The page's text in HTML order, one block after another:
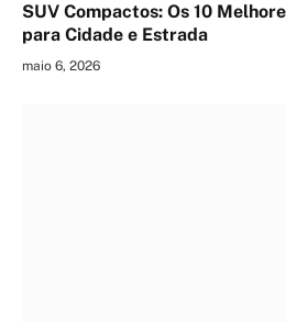
SUV Compactos: Os 10
para Cidade e Estrada
maio 6, 2026